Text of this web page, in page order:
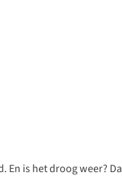
is het droog weer?